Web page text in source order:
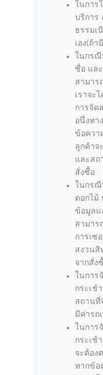
ในการ
บริการ
ธรรมเ
เอง(ถ้า
ในกร
ชื่อ แล
สามาร
เราจะ
การจัด
อนึ่งทา
ข้อควา
ลูกค้าจ
และสถ
สั่งซื้อ
ในกรณี
ดอกไม้
ข้อมูลแ
สามาร
การเซ
สงวนสิ
จากสั่ง
ในการ
กระเช้
สถานที่
มีค่ารถ
ในการ
กระเช้
จะต้อง
หากข้อ